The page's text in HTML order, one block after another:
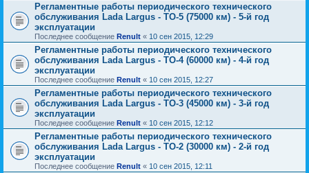
Регламентные работы периодического технического
обслуживания Lada Largus - ТО-5 (75000 км) - 5-й год
эксплуатации
Последнее сообщение Renult « 10 сен 2015, 12:29
Регламентные работы периодического технического
обслуживания Lada Largus - ТО-4 (60000 км) - 4-й год
эксплуатации
Последнее сообщение Renult « 10 сен 2015, 12:27
Регламентные работы периодического технического
обслуживания Lada Largus - ТО-3 (45000 км) - 3-й год
эксплуатации
Последнее сообщение Renult « 10 сен 2015, 12:12
Регламентные работы периодического технического
обслуживания Lada Largus - ТО-2 (30000 км) - 2-й год
эксплуатации
Последнее сообщение Renult « 10 сен 2015, 12:11